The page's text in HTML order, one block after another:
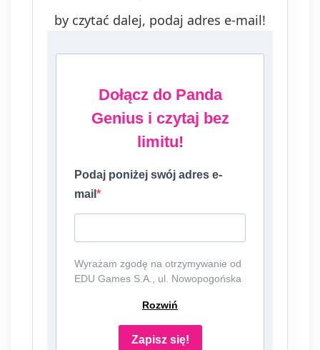
by czytać dalej, podaj adres e-mail!
Dołącz do Panda
Genius i czytaj bez
limitu!
Podaj poniżej swój adres e-
mail
Wyrażam zgodę na otrzymywanie od
EDU Games S.A., ul. Nowopogońska
6252475036, KRS: 0000861152,
REGON: 387109330 (dalej jako
"Administrator") newslettera, czyli
Rozwiń
Zapisz się!